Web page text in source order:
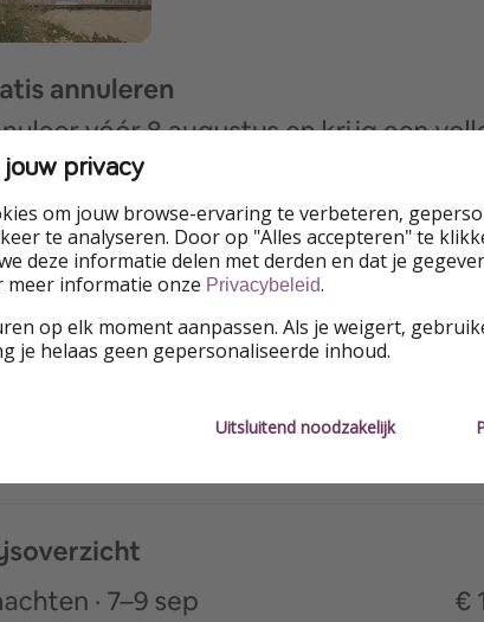
privacy
om jouw browse-ervaring te verbeteren,
te analyseren. Door op "Alles accepteren" te
deze informatie delen met derden en dat je
meer informatie onze Privacybeleid.
op elk moment aanpassen. Als je weigert,
je helaas geen gepersonaliseerde inhoud.
Uitsluitend noodzakelijk